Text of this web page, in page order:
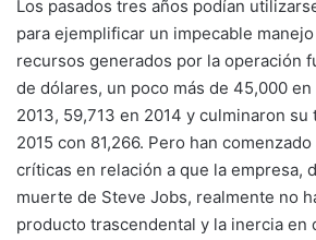
Los pasados tres años podían
para ejemplificar un impecable
recursos generados por la operación
de dólares, un poco más de 45,000
2013, 59,713 en 2014 y culminaron su
2015 con 81,266. Pero han
críticas en relación a que la empresa,
muerte de Steve Jobs, realmente no
producto trascendental y la inercia en